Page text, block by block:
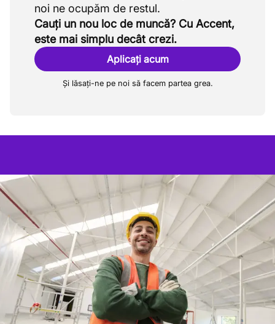
Cauți un nou loc de muncă? Cu Accent,
este mai simplu decât crezi.
Aplicați acum
Și lăsați-ne pe noi să facem partea grea.